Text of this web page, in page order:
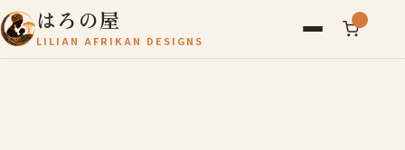
はろの屋
LILIAN AFRIKAN DESIGNS